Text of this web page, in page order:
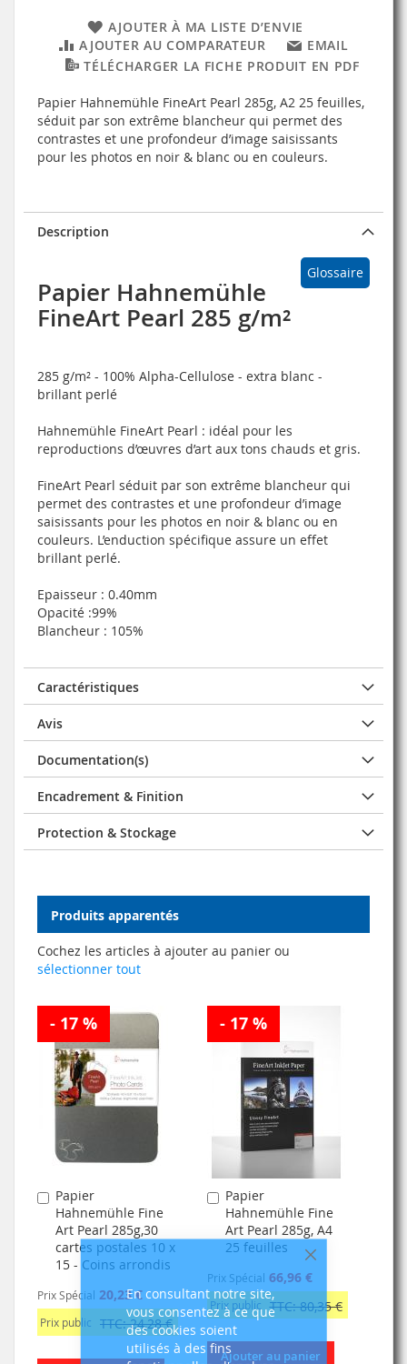
Fermer
En consultant notre site,
vous consentez à ce que
des cookies soient
utilisés à des fins
AJOUTER À MA LISTE D’ENVIE
AJOUTER AU COMPARATEUR
EMAIL
TÉLÉCHARGER LA FICHE PRODUIT EN PDF
Papier Hahnemühle FineArt Pearl 285g, A2 25 feuilles,
séduit par son extrême blancheur qui permet des
contrastes et une profondeur d’image saisissants
pour les photos en noir & blanc ou en couleurs.
Description
Glossaire
Papier Hahnemühle
FineArt Pearl 285 g/m²
285 g/m² - 100% Alpha-Cellulose - extra blanc -
brillant perlé
Hahnemühle FineArt Pearl : idéal pour les
reproductions d’œuvres d’art aux tons chauds et gris.
FineArt Pearl séduit par son extrême blancheur qui
permet des contrastes et une profondeur d’image
saisissants pour les photos en noir & blanc ou en
couleurs. L’enduction spécifique assure un effet
brillant perlé.
Epaisseur : 0.40mm
Opacité :99%
Blancheur : 105%
Caractéristiques
Avis
Documentation(s)
Encadrement & Finition
Protection & Stockage
Produits apparentés
Cochez les articles à ajouter au panier ou
sélectionner tout
- 17 %
Papier
Hahnemühle Fine
Art Pearl 285g,30
cartes postales 10 x
15 - Coins arrondis
Prix Spécial 20,23 €
Prix public TTC: 24,28 €
Ajouter
au
panier
- 17 %
Papier
Hahnemühle Fine
Art Pearl 285g, A4
25 feuilles
Prix Spécial 66,96 €
Prix public TTC: 80,35 €
Ajouter
au
panier
Ajouter au panier